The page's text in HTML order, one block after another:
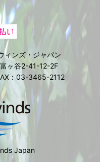
ィンズ・ジャパン
ヶ谷2-41-12-2F
：03-3465-2112
Japan